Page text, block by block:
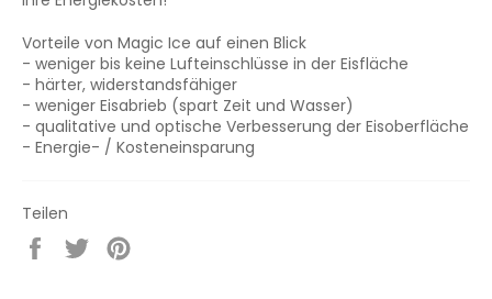
Vorteile von Magic Ice auf einen Blick
- weniger bis keine Lufteinschlüsse in der Eisfläche
- härter, widerstandsfähiger
- weniger Eisabrieb (spart Zeit und Wasser)
- qualitative und optische Verbesserung der Eisoberfläche
- Energie- / Kosteneinsparung
Teilen
Auf
Facebook
Auf
Twitter